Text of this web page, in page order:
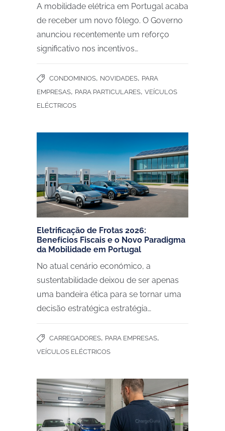
A mobilidade elétrica em Portugal acaba
de receber um novo fôlego. O Governo
anunciou recentemente um reforço
significativo nos incentivos…
CONDOMINIOS, NOVIDADES, PARA
EMPRESAS, PARA PARTICULARES, VEÍCULOS
ELÉCTRICOS
Eletrificação de Frotas 2026:
Benefícios Fiscais e o Novo Paradigma
da Mobilidade em Portugal
No atual cenário económico, a
sustentabilidade deixou de ser apenas
uma bandeira ética para se tornar uma
decisão estratégica estratégia…
CARREGADORES, PARA EMPRESAS,
VEÍCULOS ELÉCTRICOS